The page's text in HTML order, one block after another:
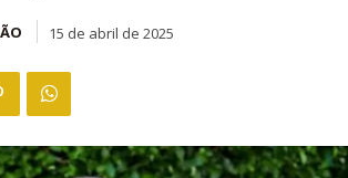
15 de abril de 2025